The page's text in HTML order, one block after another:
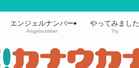
エンジェルナンバー
Angelnumber
やってみました
Try